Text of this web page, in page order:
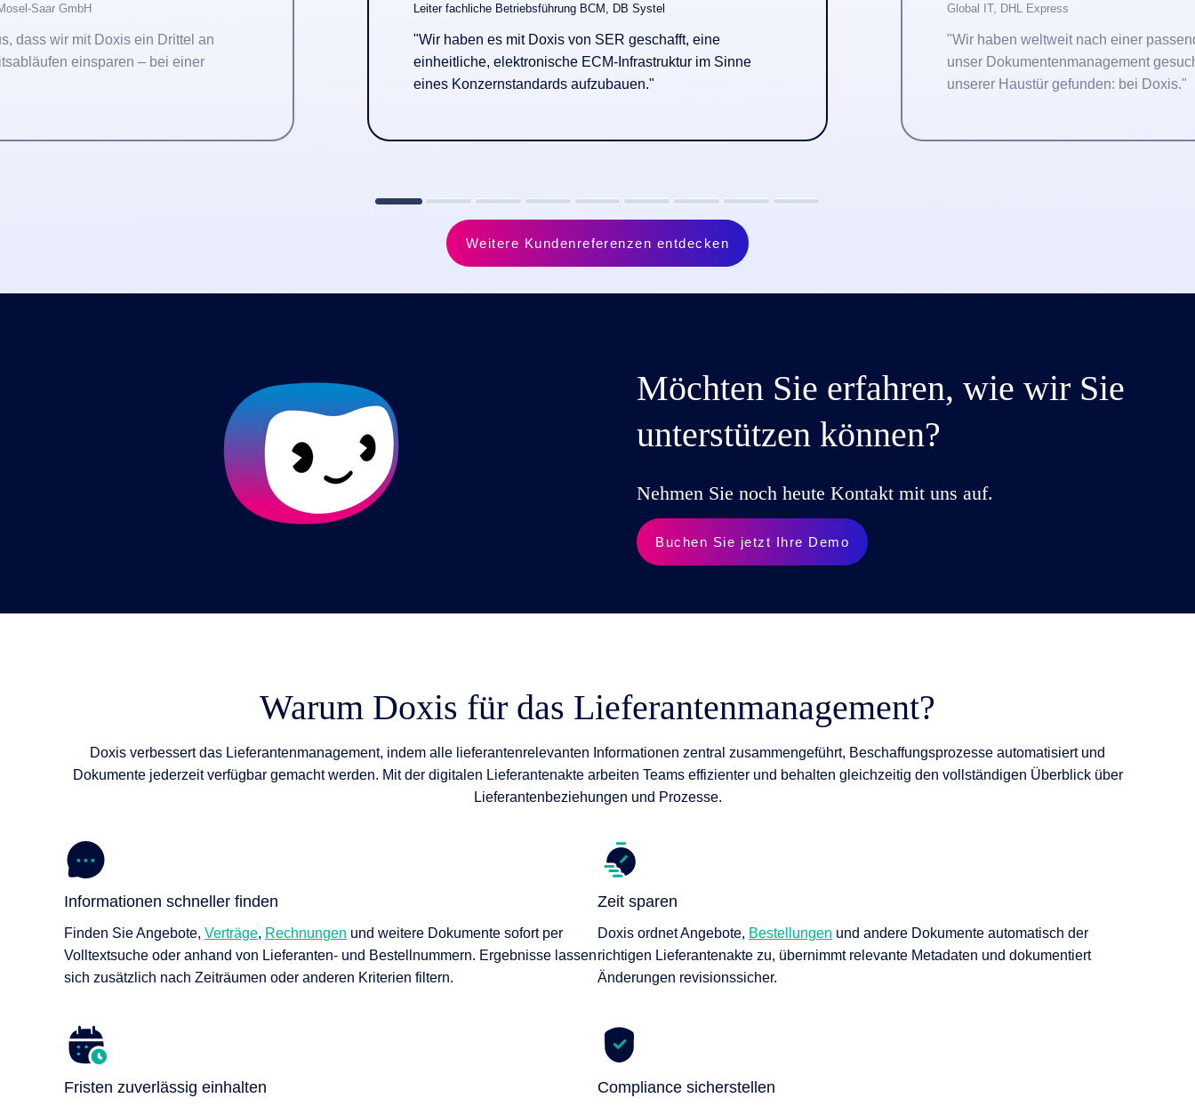
ein Drittel an
– bei einer
Leiter fachliche Betriebs­führung BCM, DB Systel
"Wir haben es mit Doxis von SER geschafft, eine
einheitliche, elektronische ECM-Infrastruktur im Sinne
eines Konzernstandards aufzubauen."
"Wir haben weltweit nach einer passenden Lösung für
unser Dokumentenmanagement gesucht – und es vor
unserer Haustür gefunden: bei Doxis."
Weitere Kundenreferenzen entdecken
Möchten Sie erfahren, wie wir Sie
unterstützen können?
Nehmen Sie noch heute Kontakt mit uns auf.
Buchen Sie jetzt Ihre Demo
Warum Doxis für das Lieferantenmanagement?
Doxis verbessert das Lieferantenmanagement, indem alle lieferantenrelevanten Informationen zentral zusammengeführt, Beschaffungsprozesse automatisiert und
Dokumente jederzeit verfügbar gemacht werden. Mit der digitalen Lieferantenakte arbeiten Teams effizienter und behalten gleichzeitig den vollständigen Überblick über
Lieferantenbeziehungen und Prozesse.
Informationen schneller finden
Finden Sie Angebote, Verträge, Rechnungen und weitere Dokumente sofort per
Volltextsuche oder anhand von Lieferanten- und Bestellnummern. Ergebnisse lassen
sich zusätzlich nach Zeiträumen oder anderen Kriterien filtern.
Zeit sparen
Doxis ordnet Angebote, Bestellungen und andere Dokumente automatisch der
richtigen Lieferantenakte zu, übernimmt relevante Metadaten und dokumentiert
Änderungen revisionssicher.
Fristen zuverlässig einhalten Compliance sicherstellen